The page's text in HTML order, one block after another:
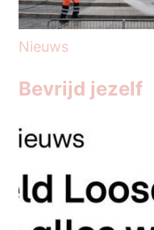
Nieuws
Bevrijd jezelf